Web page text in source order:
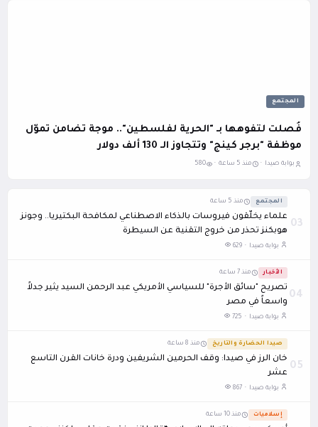
المجتمع
فُصلت لتفوهها بـ "الحرية لفلسطين".. موجة تضامن تموّل
موظفة "برجر كينج" وتتجاوز الـ 130 ألف دولار
بوابة صيدا · منذ 5 ساعة · 580
03
المجتمع منذ 5 ساعة
علماء يخلّقون فيروسات بالذكاء الاصطناعي لمكافحة البكتيريا.. وجونز
هوبكنز تحذر من خروج التقنية عن السيطرة
بوابة صيدا · 629
04
الأخبار منذ 7 ساعة
تصريح "سائق الأجرة" للسياسي الأمريكي عبد الرحمن السيد يثير جدلاً
واسعاً في مصر
بوابة صيدا · 725
05
صيدا الحضارة والتاريخ منذ 8 ساعة
خان الرز في صيدا: وقف الحرمين الشريفين ودرة خانات القرن التاسع
عشر
بوابة صيدا · 867
إسلاميات منذ 10 ساعة